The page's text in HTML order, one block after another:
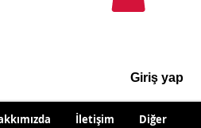
Giriş yap
İletişim Diğer